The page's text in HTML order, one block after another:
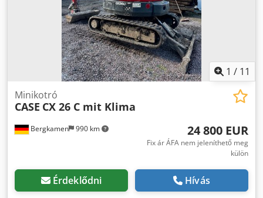
1 / 11
Bergkamen 990 km
Minikotró
CASE CX 26 C mit Klima
24 800 EUR
Fix ár ÁFA nem jeleníthető meg
külön
Érdeklődni Hívás